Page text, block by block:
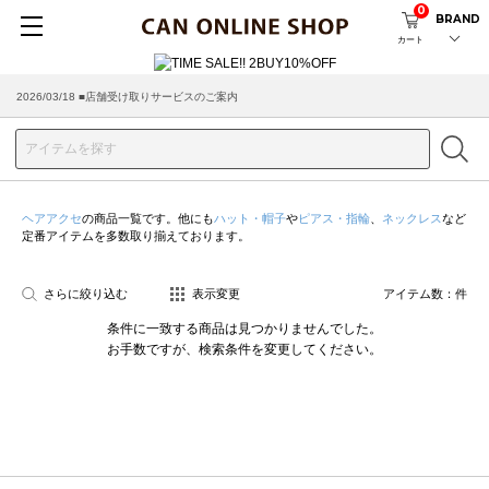
カート
0
BRAND
2026/03/18 ■店舗受け取りサービスのご案内
ヘアアクセの商品一覧です。他にもハット・帽子やピアス・指輪 ネックレスなど
定番アイテムを多数取り揃えております。
さらに絞り込む 表示変更 アイテム数： 件
条件に一致する商品は見つかりませんでした。
お手数ですが、検索条件を変更してください。